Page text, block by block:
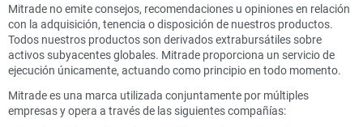
Mitrade no emite consejos, recomendaciones u opiniones en relación
con la adquisición, tenencia o disposición de nuestros productos.
Todos nuestros productos son derivados extrabursátiles sobre
activos subyacentes globales. Mitrade proporciona un servicio de
ejecución únicamente, actuando como principio en todo momento.
Mitrade es una marca utilizada conjuntamente por múltiples
empresas y opera a través de las siguientes compañías: